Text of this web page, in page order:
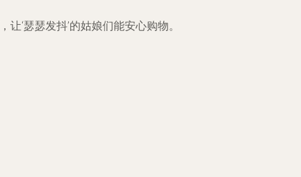
‘瑟瑟发抖’的姑娘们能安心购物。